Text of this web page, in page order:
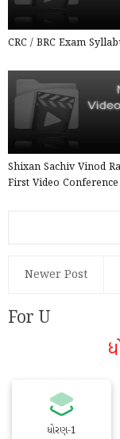
CRC / BRC Exam
Shixan Sachiv Vinod
First Video
Newer Post
For U
ધોરણ-1